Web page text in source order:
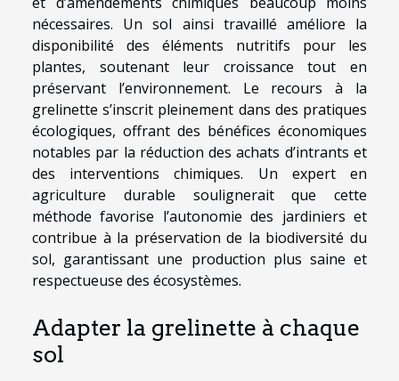
nécessaires. Un sol ainsi travaillé améliore la
disponibilité des éléments nutritifs pour les
plantes, soutenant leur croissance tout en
préservant l’environnement. Le recours à la
grelinette s’inscrit pleinement dans des pratiques
écologiques, offrant des bénéfices économiques
notables par la réduction des achats d’intrants et
des interventions chimiques. Un expert en
agriculture durable soulignerait que cette
méthode favorise l’autonomie des jardiniers et
contribue à la préservation de la biodiversité du
sol, garantissant une production plus saine et
respectueuse des écosystèmes.
Adapter la grelinette à chaque
sol